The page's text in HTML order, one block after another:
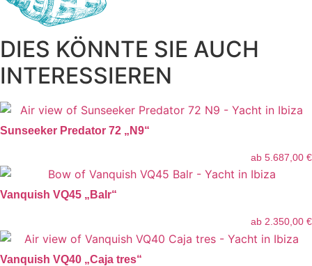
DIES KÖNNTE SIE AUCH
INTERESSIEREN
Sunseeker Predator 72 „N9“
ab 5.687,00 €
Vanquish VQ45 „Balr“
ab 2.350,00 €
Vanquish VQ40 „Caja tres“